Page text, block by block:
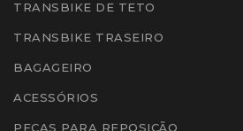
TRANSBIKE DE TETO
TRANSBIKE TRASEIRO
BAGAGEIRO
ACESSÓRIOS
PEÇAS PARA REPOSIÇÃO